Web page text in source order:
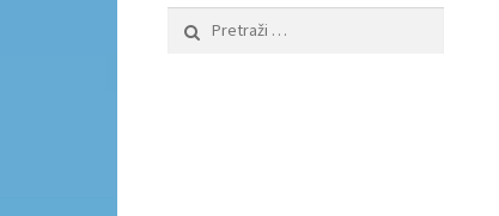
Pretraži: